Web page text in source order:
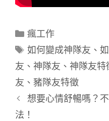
分
類
瘋工作
標
籤
如何變成神隊友 、
友 、 神隊友 、 神隊友特
友 、 豬隊友特徵
想要心情舒暢嗎？
法！